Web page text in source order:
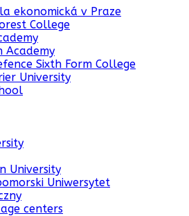
ekonomická v Praze
College
Academy
Sixth Form College
University
University
Uniwersytet
centers